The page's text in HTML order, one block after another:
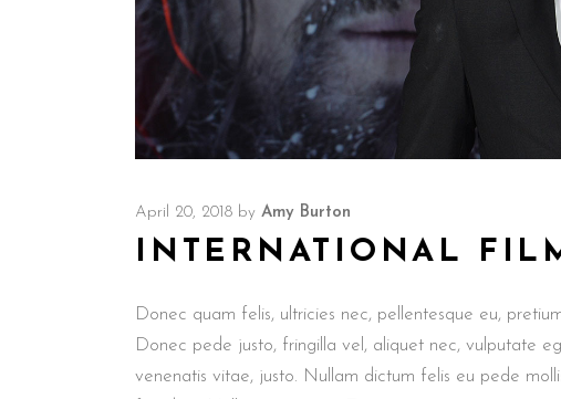
April 20, 2018 by Amy Burton
INTERNATIONAL
Donec quam felis, ultricies nec, pellentesque eu,
Donec pede justo, fringilla vel, aliquet nec, vulputate
venenatis vitae, justo. Nullam dictum felis eu pede